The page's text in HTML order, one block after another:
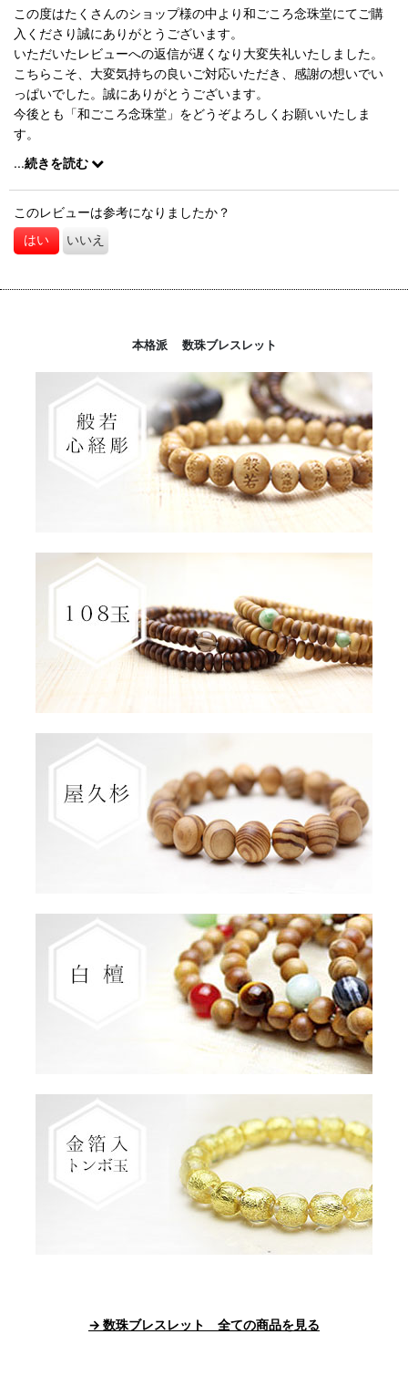
この度はたくさんのショップ様の中より和ごころ念珠堂にてご購
入くださり誠にありがとうございます。
いただいたレビューへの返信が遅くなり大変失礼いたしました。
こちらこそ、大変気持ちの良いご対応いただき、感謝の想いでい
っぱいでした。誠にありがとうございます。
今後とも「和ごころ念珠堂」をどうぞよろしくお願いいたしま
す。
またお役に立てる機会がありましたら嬉しいです。
...続きを読む
このレビューは参考になりましたか？
はい いいえ
本格派 数珠ブレスレット
→ 数珠ブレスレット 全ての商品を見る